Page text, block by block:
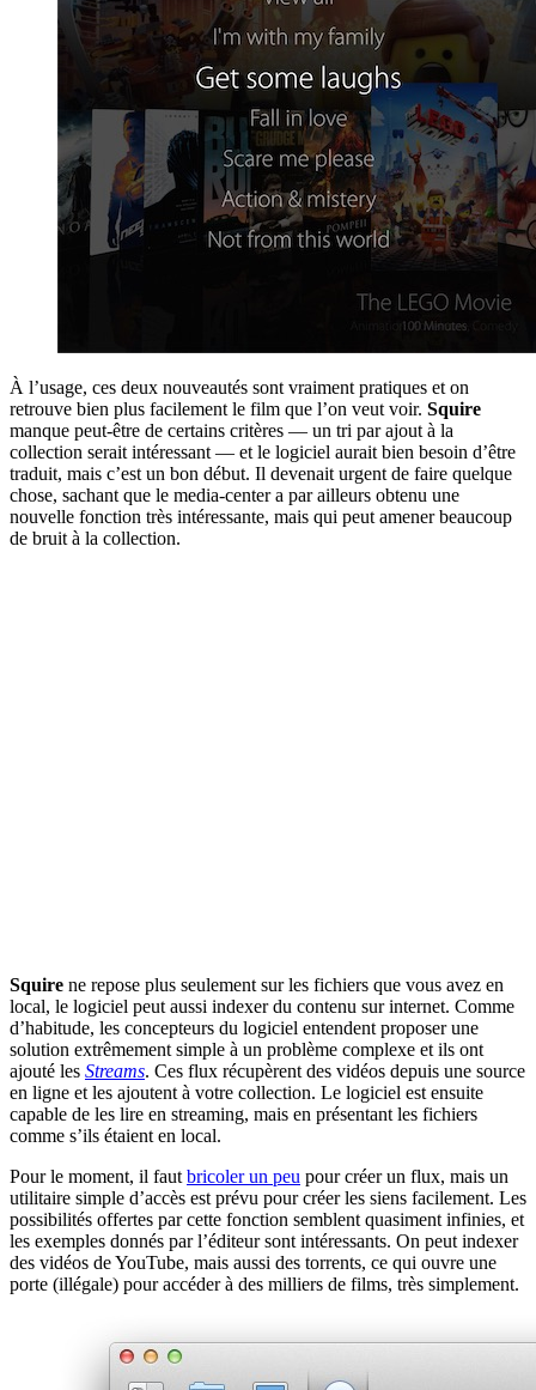
À l’usage, ces deux nouveautés sont vraiment pratiques et on
retrouve bien plus facilement le film que l’on veut voir. Squire
manque peut-être de certains critères — un tri par ajout à la
collection serait intéressant — et le logiciel aurait bien besoin d’être
traduit, mais c’est un bon début. Il devenait urgent de faire quelque
chose, sachant que le media-center a par ailleurs obtenu une
nouvelle fonction très intéressante, mais qui peut amener beaucoup
de bruit à la collection.
Squire ne repose plus seulement sur les fichiers que vous avez en
local, le logiciel peut aussi indexer du contenu sur internet. Comme
d’habitude, les concepteurs du logiciel entendent proposer une
solution extrêmement simple à un problème complexe et ils ont
ajouté les Streams. Ces flux récupèrent des vidéos depuis une source
en ligne et les ajoutent à votre collection. Le logiciel est ensuite
capable de les lire en streaming, mais en présentant les fichiers
comme s’ils étaient en local.
Pour le moment, il faut bricoler un peu pour créer un flux, mais un
utilitaire simple d’accès est prévu pour créer les siens facilement. Les
possibilités offertes par cette fonction semblent quasiment infinies, et
les exemples donnés par l’éditeur sont intéressants. On peut indexer
des vidéos de YouTube, mais aussi des torrents, ce qui ouvre une
porte (illégale) pour accéder à des milliers de films, très simplement.